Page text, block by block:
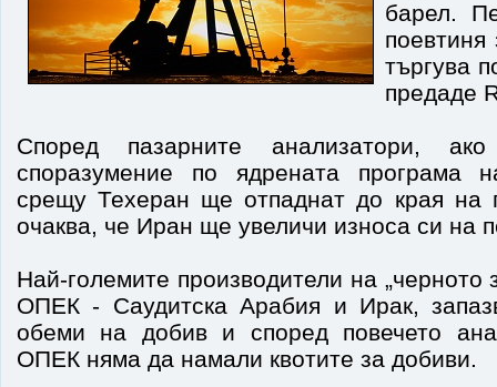
барел.
поевтиня
търгува
предаде
Според пазарните анализатори,
споразумение по ядрената програма
срещу Техеран ще отпаднат до края на
очаква, че Иран ще увеличи износа си
Най-големите производители на „черното
ОПЕК - Саудитска Арабия и Ирак,
обеми на добив и според повечето
ОПЕК няма да намали квотите за добиви.